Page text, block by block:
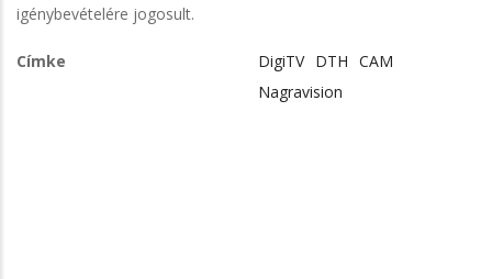
igénybevételére jogosult.
Címke DigiTV DTH CAM
Nagravision